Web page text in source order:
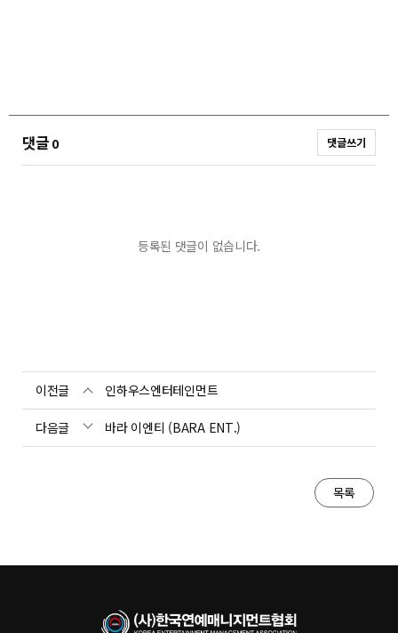
댓글0 댓글쓰기
등록된 댓글이 없습니다.
이전글 인하우스엔터테인먼트
다음글 바라 이엔티 (BARA ENT.)
목록